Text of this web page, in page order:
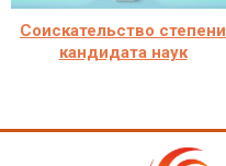
Соискательство степени
кандидата наук